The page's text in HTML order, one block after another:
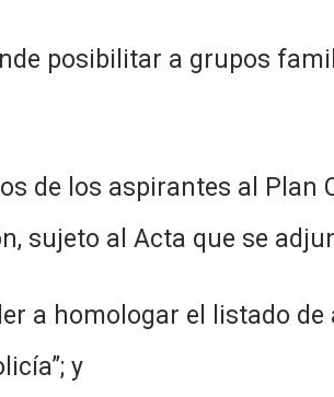
posibilitar a grupos
de los aspirantes al
sujeto al Acta que se
a homologar el listado
y